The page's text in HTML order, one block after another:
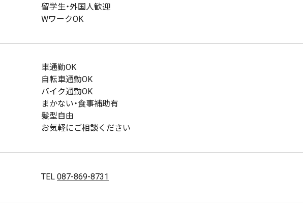
留学生・外国人歓迎
WワークOK
車通勤OK
自転車通勤OK
バイク通勤OK
まかない・食事補助有
髪型自由
お気軽にご相談ください
TEL 087-869-8731